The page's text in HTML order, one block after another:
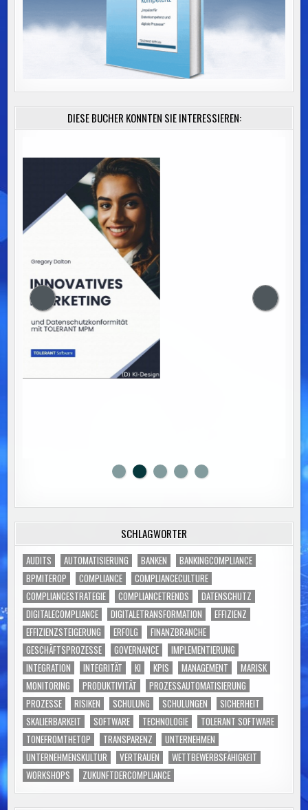
DIESE BÜCHER KÖNNTEN SIE INTERESSIEREN:
SCHLAGWÖRTER
AUDITS AUTOMATISIERUNG BANKEN
BANKINGCOMPLIANCE
BPMITEROP
COMPLIANCE
COMPLIANCECULTURE
COMPLIANCESTRATEGIE
COMPLIANCETRENDS
DATENSCHUTZ
DIGITALECOMPLIANCE
DIGITALETRANSFORMATION
EFFIZIENZ
EFFIZIENZSTEIGERUNG
ERFOLG
FINANZBRANCHE
GESCHÄFTSPROZESSE
GOVERNANCE
IMPLEMENTIERUNG
INTEGRATION
INTEGRITÄT KI KPIS MANAGEMENT
MARISK
MONITORING
PRODUKTIVITÄT
PROZESSAUTOMATISIERUNG
PROZESSE
RISIKEN SCHULUNG SCHULUNGEN
SICHERHEIT
SKALIERBARKEIT
SOFTWARE TECHNOLOGIE
TOLERANT SOFTWARE
TONEFROMTHETOP
TRANSPARENZ
UNTERNEHMEN
UNTERNEHMENSKULTUR
VERTRAUEN
WETTBEWERBSFÄHIGKEIT
WORKSHOPS
ZUKUNFTDERCOMPLIANCE